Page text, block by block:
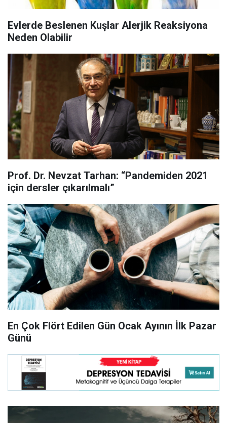
Evlerde Beslenen Kuşlar Alerjik Reaksiyona
Neden Olabilir
Prof. Dr. Nevzat Tarhan: “Pandemiden 2021
için dersler çıkarılmalı”
En Çok Flört Edilen Gün Ocak Ayının İlk Pazar
Günü